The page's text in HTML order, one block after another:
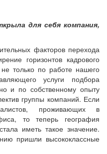
для себя компания,
факторов перехода
горизонтов кадрового
только по работе нашего
услуги подбора
и по собственному опыту
группы компаний. Если
проживающих в
то теперь география
иметь такое значение.
пришли высококлассные